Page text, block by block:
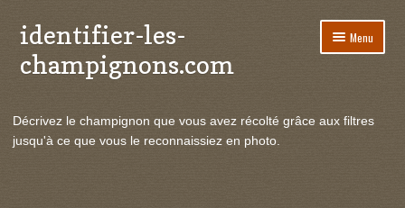
Aller
à
la
Aller
au
contenu
identifier-les-
champignons.com
Menu
le
Actualités
Décrivez le champignon que vous avez récolté grâce aux filtres
jusqu'à ce que vous le reconnaissiez en photo.